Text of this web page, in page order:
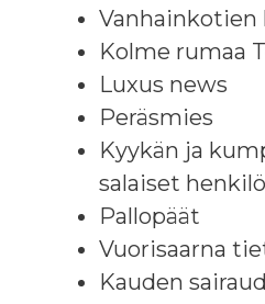
Vanhainkotien
Kolme rumaa
Luxus news
Peräsmies
Kyykän ja
salaiset
Pallopäät
Vuorisaarna
Kauden